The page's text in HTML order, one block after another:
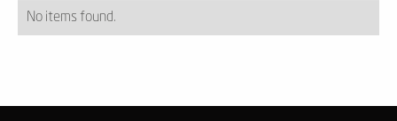
No items found.